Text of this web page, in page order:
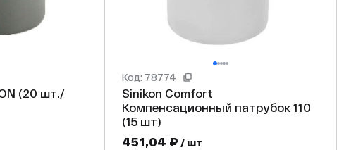
Код: 78774
Sinikon Comfort
Компенсационный патрубок 110
(15 шт)
451,04 ₽ / шт